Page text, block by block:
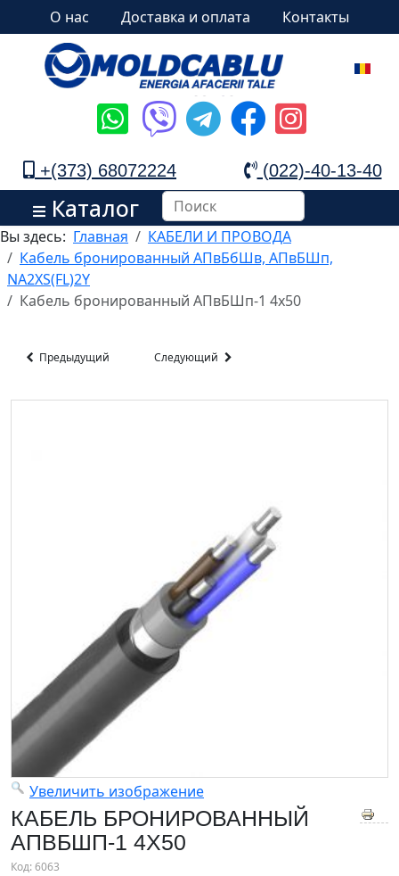
О нас Доставка и оплата Контакты
+(373) 68072224 (022)-40-13-40
Каталог
Вы здесь: Главная
КАБЕЛИ И ПРОВОДА
Кабель бронированный АПвБбШв, АПвБШп,
NA2XS(FL)2Y
Кабель бронированный АПвБШп-1 4x50
Предыдущий Следующий
Увеличить изображение
КАБЕЛЬ БРОНИРОВАННЫЙ
АПВБШП-1 4X50
Код:6063